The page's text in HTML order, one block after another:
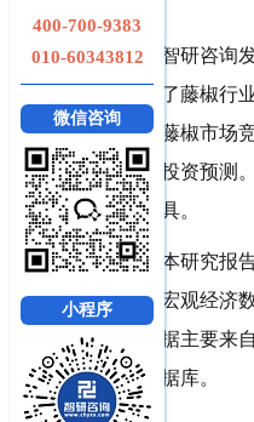
智研咨询
了藤椒行
藤椒市场
投资预测
具。
本研究报
宏观经济
据主要来
据库。
400-700-9383
010-60343812
微信咨询
小程序